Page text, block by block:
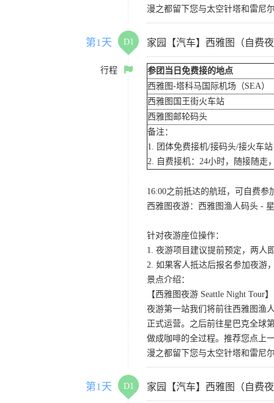
漫之都留下您与太空针塔和雷尼
第1天 D1 家园【汽车】西雅图（自费
行程
参团当日免费接的地点
西雅图-塔科马国际机场（SEA）
西雅图国王街火车站
西雅图邮轮码头
备注：
1. 团体免费接机/接码头/接火车
2. 自费接机：24小时，随接随走
16:00之前抵达的航班，可自费参
西雅图夜游：西雅图渔人码头 -
针对夜游座位操作：
1. 夜游项目建议提前预定，两人
2. 如果客人抵达后报名参加夜游
景点介绍：
【西雅图夜游 Seattle Night Tour】
夜游第一站我们将前往西雅图渔
正式运营。之后前往星巴克全球
做成咖啡的全过程。推荐您点上
漫之都留下您与太空针塔和雷尼
第1天 D1 家园【汽车】西雅图（自费